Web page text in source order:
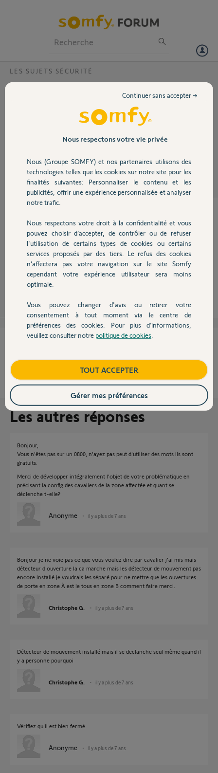
Volet
Sécurité
Domotique
Chauffage
Autres produits
Devis avec un pro
Contact
LES SUJETS SÉCURITÉ
Réglage alarme protexiom ultimate
Réglage zone a b c je comprend pas comment faire l'alarme sonne
il y a plus de 7 ans
Participer au fil de discussion
Vous devez déjà poser tous les détecteurs aux endroits choisis.
Ensuite vous allez dans l'interface ordo pour faire les paramétrages.
En fait, vous suivez la notice.
Voici un exemple pour un détecteur
https://youtu.be/a7UTsDp6QQ0
Anonyme
Cette réponse vous a-t-elle aidé ?
100%des internautes ont trouvé cette réponse utile
Les autres réponses
Bonjour,
Vous n'êtes pas sur un 0800, n'ayez pas peut d'utiliser des mots ils sont
gratuits.
Merci de développer intégralement l'objet de votre problématique en
précisant la config des cavaliers de la zone affectée et quant se
déclenche t-elle?
Anonyme il y a plus de 7 ans
Bonjour je ne voie pas ce que vous voulez dire par cavalier j'ai mis mais
détecteur d'ouverture la ca marche mais les détecteur de mouvement pas
encore installé je voudrais les séparé pour ne mettre que les ouvertures
de porte en zone À est le tous en zone B comment faire merci.
Christophe G. il y a plus de 7 ans
Détecteur de mouvement installé mais il se declanche seul même quand il
y a personne pourquoi
Christophe G. il y a plus de 7 ans
Vérifiez qu'il est bien fermé.
Anonyme il y a plus de 7 ans
Nous respectons votre vie privée
Nous (Groupe SOMFY) et nos partenaires utilisons des
technologies telles que les cookies sur notre site pour les
finalités suivantes: Personnaliser le contenu et les
publicités, offrir une expérience personnalisée et analyser
notre trafic.
Nous respectons votre droit à la confidentialité et vous
pouvez choisir d’accepter, de contrôler ou de refuser
l'utilisation de certains types de cookies ou certains
services proposés par des tiers. Le refus des cookies
n’affectera pas votre navigation sur le site Somfy
cependant votre expérience utilisateur sera moins
optimale.
Vous pouvez changer d'avis ou retirer votre
consentement à tout moment via le centre de
préférences des cookies. Pour plus d’informations,
veuillez consulter notre politique de cookies
Continuer sans accepter →
TOUT ACCEPTER
Gérer mes préférences